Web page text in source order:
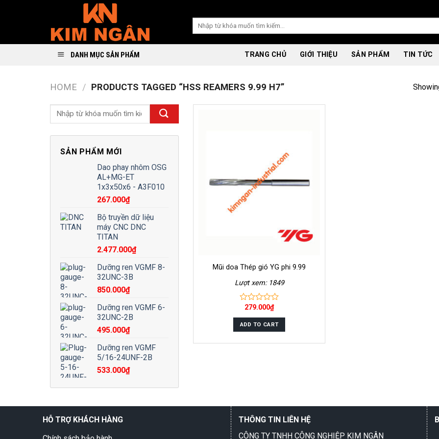
Search
DANH MỤC SẢN PHẨM TRANG CHỦ GIỚI THIỆU SẢN PHẨM TIN TỨC
HOME / PRODUCTS TAGGED “HSS REAMERS 9.99 H7”
SẢN PHẨM MỚI
Dao phay nhôm OSG
AL+MG-ET
1x3x50x6 - A3F010
267.000₫
Bộ truyền dữ liệu
máy CNC DNC
TITAN
2.477.000₫
Dưỡng ren VGMF 8-
32UNC-3B
850.000₫
Dưỡng ren VGMF 6-
32UNC-2B
495.000₫
Dưỡng ren VGMF
5/16-24UNF-2B
533.000₫
Mũi doa Thép gió YG phi 9.99
Lượt xem: 1849
out
of
5
279.000₫
ADD TO CART
HỖ TRỢ KHÁCH HÀNG
THÔNG TIN LIÊN HỆ
CÔNG TY TNHH CÔNG NGHIỆP KIM NGÂN